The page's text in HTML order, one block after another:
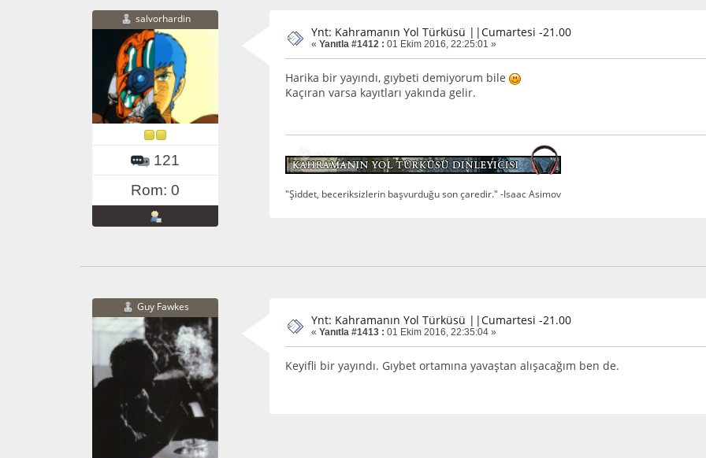
salvorhardin
121
Rom: 0
Ynt: Kahramanın Yol Türküsü ||Cumartesi -21.00
« Yanıtla #1412 : 01 Ekim 2016, 22:25:01 »
Harika bir yayındı, gıybeti demiyorum bile
Kaçıran varsa kayıtları yakında gelir.
"Şiddet, beceriksizlerin başvurduğu son çaredir." -Isaac Asimov
Guy Fawkes
Ynt: Kahramanın Yol Türküsü ||Cumartesi -21.00
« Yanıtla #1413 : 01 Ekim 2016, 22:35:04 »
Keyifli bir yayındı. Gıybet ortamına yavaştan alışacağım ben de.